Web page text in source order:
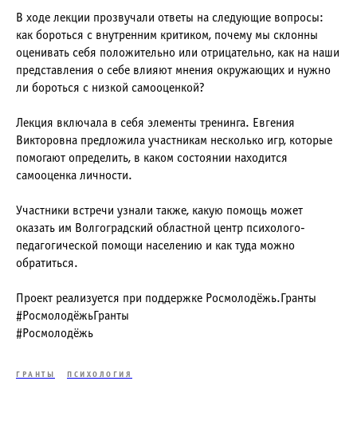
В ходе лекции прозвучали ответы на следующие вопросы:
как бороться с внутренним критиком, почему мы склонны
оценивать себя положительно или отрицательно, как на наши
представления о себе влияют мнения окружающих и нужно
ли бороться с низкой самооценкой?
Лекция включала в себя элементы тренинга. Евгения
Викторовна предложила участникам несколько игр, которые
помогают определить, в каком состоянии находится
самооценка личности.
Участники встречи узнали также, какую помощь может
оказать им Волгоградский областной центр психолого-
педагогической помощи населению и как туда можно
обратиться.
Проект реализуется при поддержке Росмолодёжь.Гранты
#РосмолодёжьГранты
#Росмолодёжь
ГРАНТЫ ПСИХОЛОГИЯ